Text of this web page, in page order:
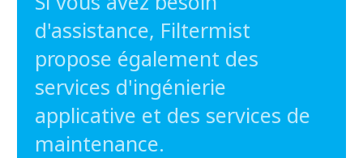
d'assistance, Filtermist
propose également des
services d'ingénierie
applicative et des services de
maintenance.